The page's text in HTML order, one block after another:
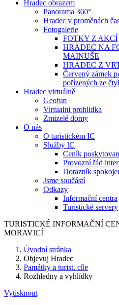
Hradec obrazem
Panorama 360°
Hradec v proměnách
Fotogalerie
FOTKY Z AKCÍ
HRADEC NA
MAINUŠE
HRADEC Z
Červený zámek
pořízených ze
Hradec virtuálně
Geofun
Virtualni prohlidka
Zmizelé domy
O nás
O turistickém IC
Služby IC
Ceník
Provozní řád
Dotazník
Jsme součástí
Odkazy
Informační centra
Turistické servery
TURISTICKÉ INFORMAČNÍ
MORAVICÍ
Úvodní stránka
Objevuj Hradec
Památky a turist. cíle
Rozhledny a vyhlídky
Vytisknout